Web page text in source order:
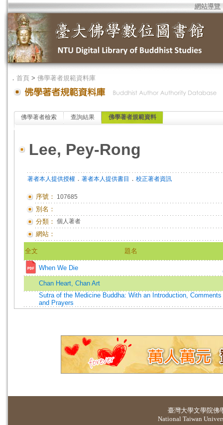
網站導覽
． 首頁 > 佛學著者規範資料庫
佛學著者檢索 查詢結果 佛學著者規範資料
Lee, Pey-Rong
著者本人提供授權 ． 著者本人提供書目 ． 校正著者資訊
序號： 107685
別名：
分類： 個人著者
網站：
全文 題名
When We Die
Chan Heart, Chan Art
Sutra of the Medicine Buddha: With an Introduction, Comments
and Prayers
臺灣大學文學院佛
National Taiwan